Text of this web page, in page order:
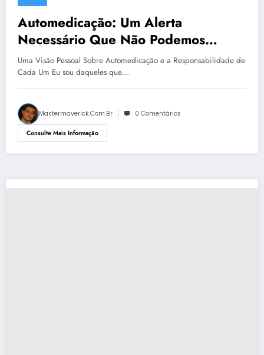
Automedicação: Um Alerta
Necessário Que Não Podemos
Ignorar
Uma Visão Pessoal Sobre Automedicação e a Responsabilidade de
Cada Um Eu sou daqueles que…
Mastermaverick.com.br 0 Comentários
Consulte Mais Informação